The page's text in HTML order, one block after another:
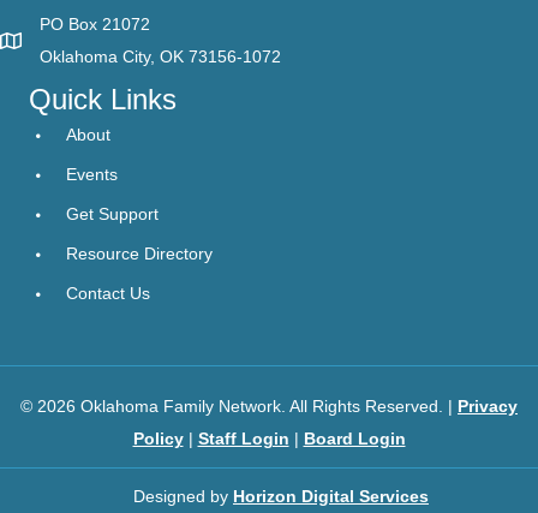
PO Box 21072
Oklahoma City, OK 73156-1072
Quick Links
About
Events
Get Support
Resource Directory
Contact Us
© 2026 Oklahoma Family Network. All Rights Reserved. | Privacy
Policy| Staff Login | Board Login
Designed by Horizon Digital Services